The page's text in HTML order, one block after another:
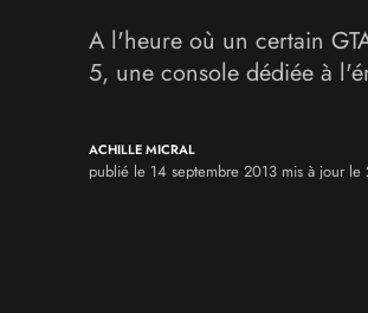
A l'heure où un certain
5, une console dédiée à
ACHILLE MICRAL
publié le 14 septembre 2013 mis à jour le